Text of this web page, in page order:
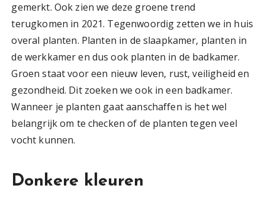
gemerkt. Ook zien we deze groene trend
terugkomen in 2021. Tegenwoordig zetten we in huis
overal planten. Planten in de slaapkamer, planten in
de werkkamer en dus ook planten in de badkamer.
Groen staat voor een nieuw leven, rust, veiligheid en
gezondheid. Dit zoeken we ook in een badkamer.
Wanneer je planten gaat aanschaffen is het wel
belangrijk om te checken of de planten tegen veel
vocht kunnen.
Donkere kleuren